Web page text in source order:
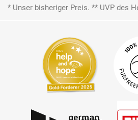
* Unser bisheriger Preis. ** UVP des